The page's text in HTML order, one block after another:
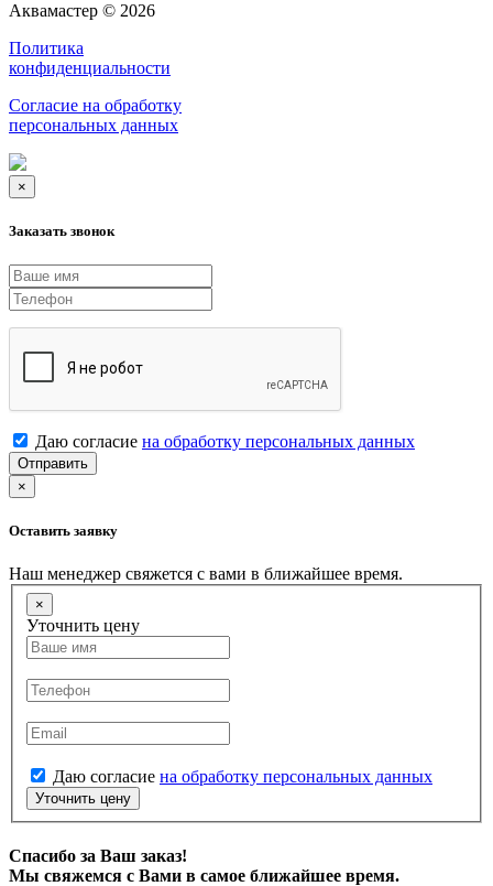
Аквамастер © 2026
Политика
конфиденциальности
Согласие на обработку
персональных данных
×
Заказать звонок
Даю согласие на обработку персональных данных
Отправить
×
Оставить заявку
Наш менеджер свяжется с вами в ближайшее время.
×
Уточнить цену
Даю согласие на обработку персональных данных
Уточнить цену
Спасибо за Ваш заказ!
Мы свяжемся с Вами в самое ближайшее время.